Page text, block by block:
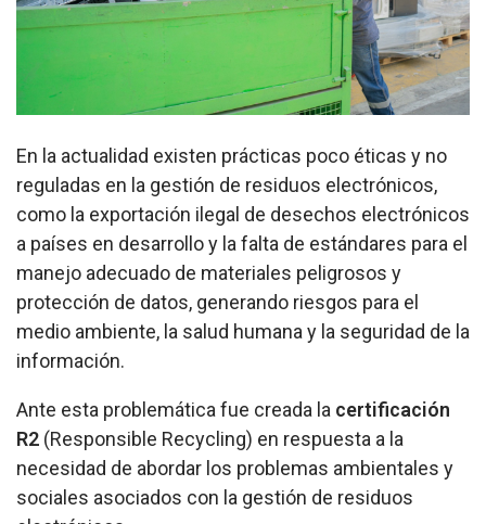
En la actualidad existen prácticas poco éticas y no
reguladas en la gestión de residuos electrónicos,
como la exportación ilegal de desechos electrónicos
a países en desarrollo y la falta de estándares para el
manejo adecuado de materiales peligrosos y
protección de datos, generando riesgos para el
medio ambiente, la salud humana y la seguridad de la
información.
Ante esta problemática fue creada la certificación
R2 (Responsible Recycling) en respuesta a la
necesidad de abordar los problemas ambientales y
sociales asociados con la gestión de residuos